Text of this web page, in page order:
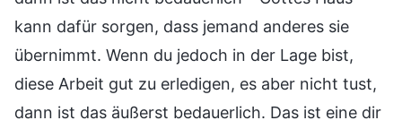
kann dafür sorgen, dass jemand anderes sie
übernimmt. Wenn du jedoch in der Lage bist,
diese Arbeit gut zu erledigen, es aber nicht tust,
dann ist das äußerst bedauerlich. Das ist eine dir